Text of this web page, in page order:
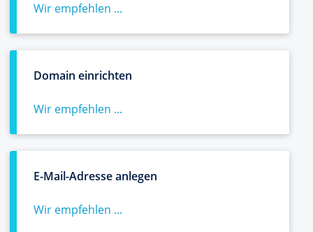
Wir empfehlen ...
Domain einrichten
Wir empfehlen ...
E-Mail-Adresse anlegen
Wir empfehlen ...